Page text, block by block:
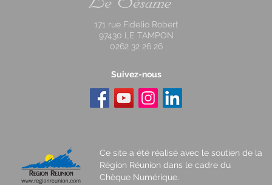
171 rue Fidelio Robert
97430 LE TAMPON
0262 32 26 26
Suivez-nous
Ce site a été réalisé avec le soutien de la
Région Réunion dans le cadre du
Chèque Numérique.